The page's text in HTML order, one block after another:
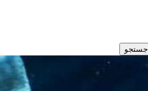
جستجو